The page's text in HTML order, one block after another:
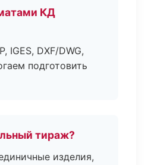
КД
IGES, DXF/DWG,
подготовить
тираж?
изделия,